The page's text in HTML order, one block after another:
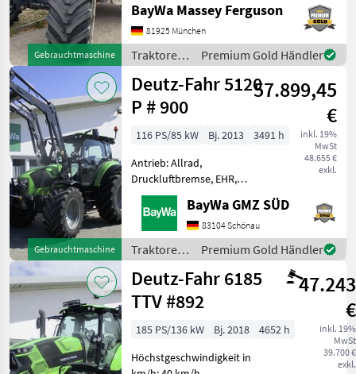
Gebrauchtmaschine
Fronthydraulik DEUTZ-
FAHR AGROTRON M620-
160PS - BJ 2008- 8.300 Std. -
6 Gänge 4 Lastschaltstufen
- Be
BayWa Massey Ferguson
81925 München
Traktoren
/ Deutz
Fahr
Premium Gold Händler
Gebrauchtmaschine
Deutz-Fahr 5120
P # 900
57.899,45
€
inkl. 19%
MwSt
48.655 €
exkl.
116 PS/85 kW Bj. 2013
3491 h
Antrieb: Allrad,
Druckluftbremse, EHR,
Frontlader, Frontzapfwelle,
gefederte Vorderachse,
Höchstgeschwindigkeit in
km/h: 50 km/h, Luftsitz,
Zapfwellendrehzahl:
540/750/1000,
BayWa GMZ SÜD
83104 Schönau
Traktoren
/ Deutz
Fahr
Premium Gold Händler
Deutz-Fahr 6185
TTV #892
47.243
€
inkl. 19%
MwSt
39.700 €
exkl.
185 PS/136 kW Bj. 2018
4652 h
Höchstgeschwindigkeit in